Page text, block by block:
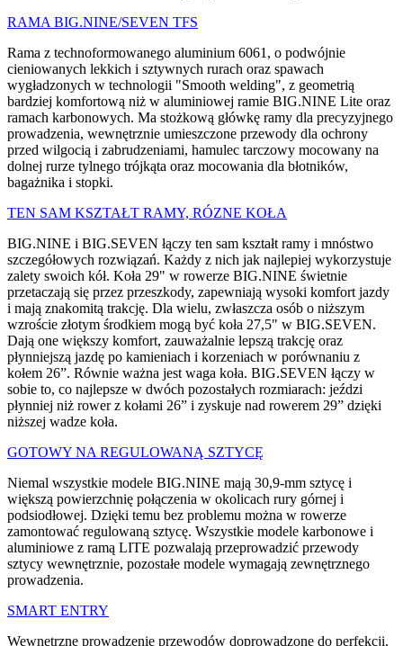
RAMA BIG.NINE/SEVEN TFS
Rama z technoformowanego aluminium 6061, o podwójnie
cieniowanych lekkich i sztywnych rurach oraz spawach
wygładzonych w technologii "Smooth welding", z geometrią
bardziej komfortową niż w aluminiowej ramie BIG.NINE Lite oraz
ramach karbonowych. Ma stożkową główkę ramy dla precyzyjnego
prowadzenia, wewnętrznie umieszczone przewody dla ochrony
przed wilgocią i zabrudzeniami, hamulec tarczowy mocowany na
dolnej rurze tylnego trójkąta oraz mocowania dla błotników,
bagażnika i stopki.
TEN SAM KSZTAŁT RAMY, RÓZNE KOŁA
BIG.NINE i BIG.SEVEN łączy ten sam kształt ramy i mnóstwo
szczegółowych rozwiązań. Każdy z nich jak najlepiej wykorzystuje
zalety swoich kół. Koła 29" w rowerze BIG.NINE świetnie
przetaczają się przez przeszkody, zapewniają wysoki komfort jazdy
i mają znakomitą trakcję. Dla wielu, zwłaszcza osób o niższym
wzroście złotym środkiem mogą być koła 27,5" w BIG.SEVEN.
Dają one większy komfort, zauważalnie lepszą trakcję oraz
płynniejszą jazdę po kamieniach i korzeniach w porównaniu z
kołem 26”. Równie ważna jest waga koła. BIG.SEVEN łączy w
sobie to, co najlepsze w dwóch pozostałych rozmiarach: jeździ
płynniej niż rower z kołami 26” i zyskuje nad rowerem 29” dzięki
niższej wadze koła.
GOTOWY NA REGULOWANĄ SZTYCĘ
Niemal wszystkie modele BIG.NINE mają 30,9-mm sztycę i
większą powierzchnię połączenia w okolicach rury górnej i
podsiodłowej. Dzięki temu bez problemu można w rowerze
zamontować regulowaną sztycę. Wszystkie modele karbonowe i
aluminiowe z ramą LITE pozwalają przeprowadzić przewody
sztycy wewnętrznie, pozostałe modele wymagają zewnętrznego
prowadzenia.
SMART ENTRY
Wewnętrzne prowadzenie przewodów doprowadzone do perfekcji.